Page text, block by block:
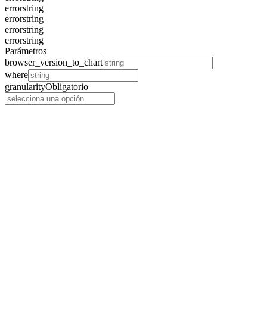
errorstring
errorstring
errorstring
errorstring
Parámetros
browser_version_to_chart
where
granularityObligatorio